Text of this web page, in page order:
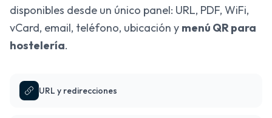
disponibles desde un único panel: URL, PDF, WiFi,
vCard, email, teléfono, ubicación y menú QR para
hostelería.
URL y redirecciones